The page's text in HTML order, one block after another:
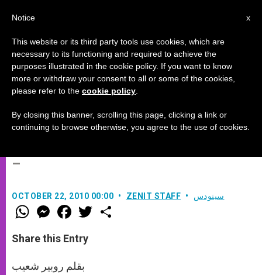
المطران الراعي: "لسنا أقلية، بل جزء
من الكنيسة الجامعة المتواجدة في
الشرق أيضًا"
–
OCTOBER 22, 2010 00:00 ZENIT STAFF سينودس
W
h
t
s
p
p
M
e
s
e
e
F
a
e
b
o
k
w
Share this Entry
بقلم روبير شعيب
x
Notice
This website or its third party tools use cookies, which are
necessary to its functioning and required to achieve the
purposes illustrated in the cookie policy. If you want to know
more or withdraw your consent to all or some of the cookies,
please refer to the cookie policy
By closing this banner, scrolling this page, clicking a link or
continuing to browse otherwise, you agree to the use of cookies.